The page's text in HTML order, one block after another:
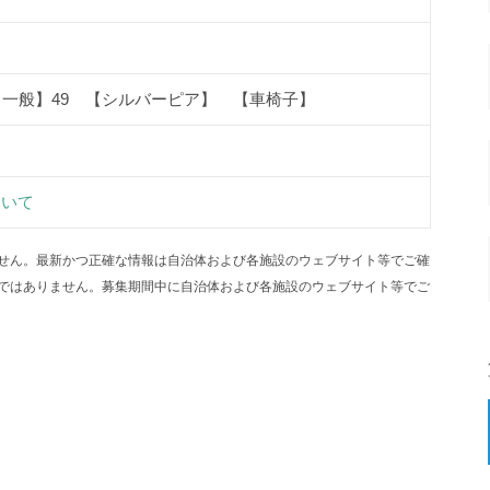
般】49 【シルバーピア】 【車椅子】
て
。最新かつ正確な情報は自治体および各施設のウェブサイト等でご確
ありません。募集期間中に自治体および各施設のウェブサイト等でご